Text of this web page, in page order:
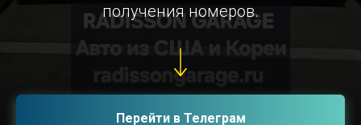
получения номеров.
Перейти в Телеграм